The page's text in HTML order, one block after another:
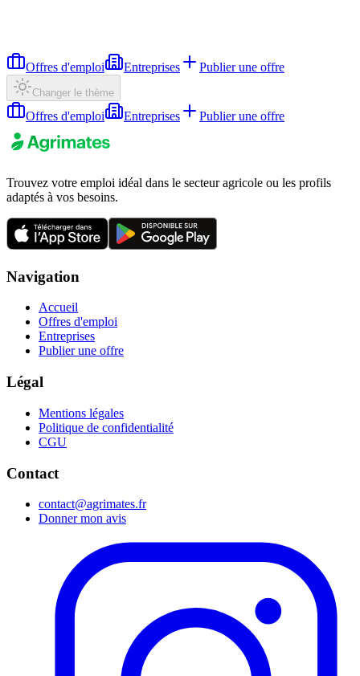
Offres d'emploi Entreprises Publier une offre
Changer le thème
Offres d'emploi Entreprises Publier une offre
Trouvez votre emploi idéal dans le secteur agricole ou les profils
adaptés à vos besoins.
Navigation
Accueil
Offres d'emploi
Entreprises
Publier une offre
Légal
Mentions légales
Politique de confidentialité
CGU
Contact
contact@agrimates.fr
Donner mon avis